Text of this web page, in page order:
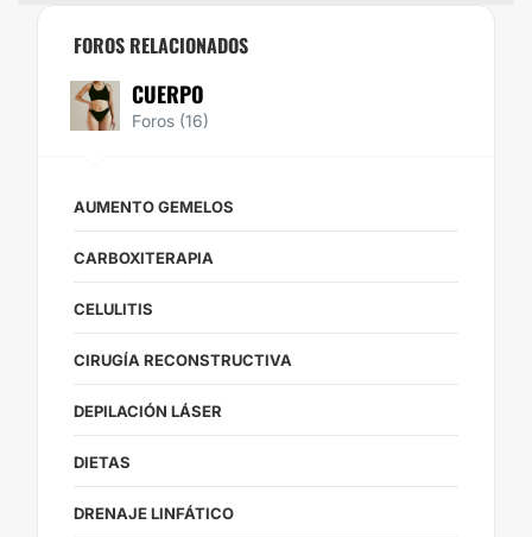
FOROS RELACIONADOS
CUERPO
Foros (16)
AUMENTO GEMELOS
CARBOXITERAPIA
CELULITIS
CIRUGÍA RECONSTRUCTIVA
DEPILACIÓN LÁSER
DIETAS
DRENAJE LINFÁTICO